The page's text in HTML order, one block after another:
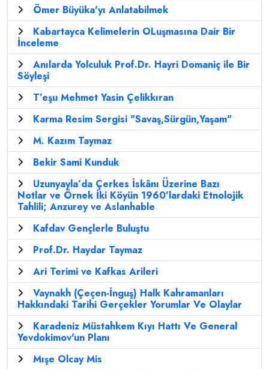
Ömer Büyüka'yı Anlatabilmek
Kabartayca Kelimelerin OLuşmasına Dair Bir
İnceleme
Anılarda Yolculuk Prof.Dr. Hayri Domaniç ile Bir
Söyleşi
T’eşu Mehmet Yasin Çelikkıran
Karma Resim Sergisi "Savaş,Sürgün,Yaşam"
M. Kazım Taymaz
Bekir Sami Kunduk
Uzunyayla’da Çerkes İskânı Üzerine Bazı
Notlar ve Örnek İki Köyün 1960'lardaki Etnolojik
Tahlili; Anzurey ve Aslanhable
Kafdav Gençlerle Buluştu
Prof.Dr. Haydar Taymaz
Ari Terimi ve Kafkas Arileri
Vaynakh (Çeçen-İnguş) Halk Kahramanları
Hakkındaki Tarihi Gerçekler Yorumlar Ve Olaylar
Karadeniz Müstahkem Kıyı Hattı Ve General
Yevdokimov'un Planı
Mışe Olcay Mis